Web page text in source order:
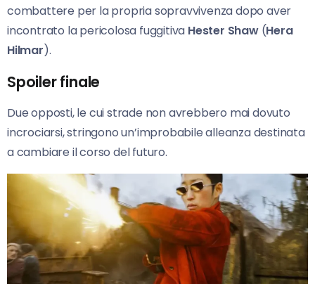
combattere per la propria sopravvivenza dopo aver
incontrato la pericolosa fuggitiva Hester Shaw(Hera
Hilmar).
Spoiler finale
Due opposti, le cui strade non avrebbero mai dovuto
incrociarsi, stringono un’improbabile alleanza destinata
a cambiare il corso del futuro.